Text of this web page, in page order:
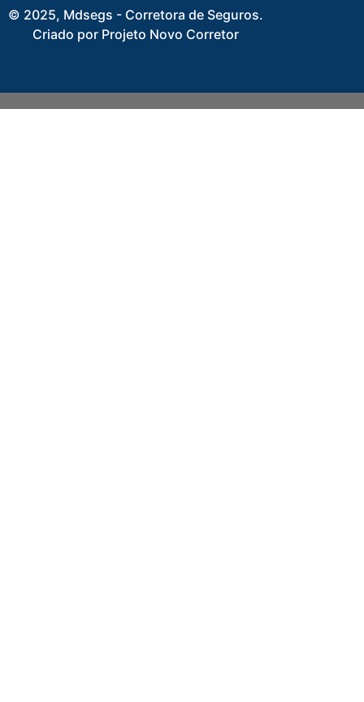
© 2025, Mdsegs - Corretora de Seguros.
Criado por Projeto Novo Corretor